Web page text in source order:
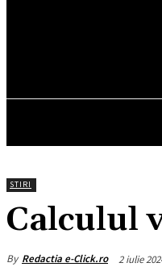
STIRI
Calculul
By Redactia e-Click.ro 2 iulie